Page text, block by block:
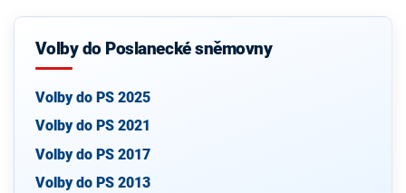
Volby do Poslanecké sněmovny
Volby do PS 2025
Volby do PS 2021
Volby do PS 2017
Volby do PS 2013